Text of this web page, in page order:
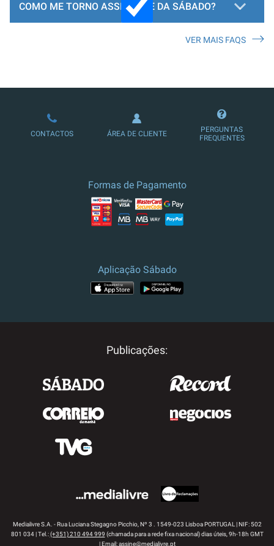
COMO ME TORNO ASSINANTE DA SÁBADO?
LOJA DE ASSINATURAS
VER MAIS FAQS
CONTACTOS ÁREA DE CLIENTE
PERGUNTAS
FREQUENTES
Formas de Pagamento
Aplicação Sábado
Publicações:
Medialivre S.A. - Rua Luciana Stegagno Picchio, Nº 3 . 1549-023 Lisboa PORTUGAL | NIF: 502
801 034 | Tel.:(+351) 210 494 999 (chamada para a rede fixa nacional) dias úteis, 9h-18h GMT
| Email:assine@medialivre.pt